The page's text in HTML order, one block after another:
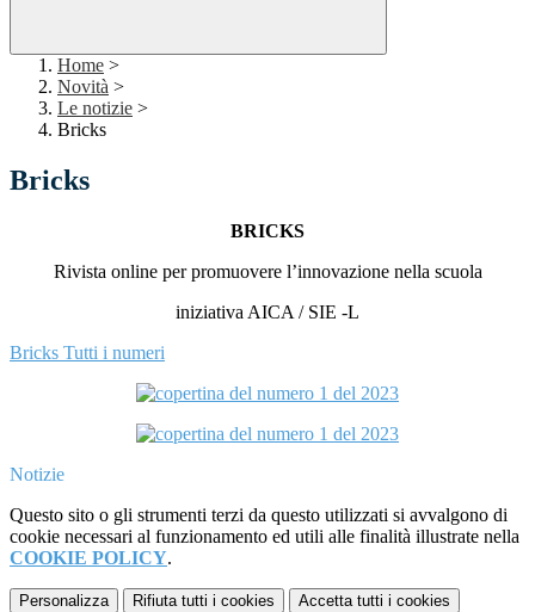
Home >
Novità >
Le notizie >
Bricks
Bricks
BRICKS
Rivista online per promuovere l’innovazione nella scuola
iniziativa AICA / SIE -L
Bricks Tutti i numeri
Notizie
Questo sito o gli strumenti terzi da questo utilizzati si avvalgono di
cookie necessari al funzionamento ed utili alle finalità illustrate nella
COOKIE POLICY.
Personalizza Rifiuta tutti i cookies Accetta tutti i cookies